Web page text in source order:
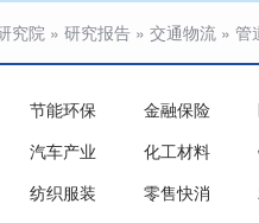
究院 » 研究报告 » 交通物流 » 管
节能环保 金融保险
汽车产业 化工材料
纺织服装 零售快消